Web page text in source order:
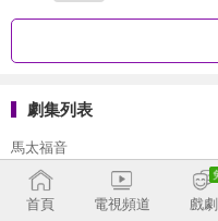
劇集列表
馬太福音
馬可福音
首頁 電視頻道 戲劇